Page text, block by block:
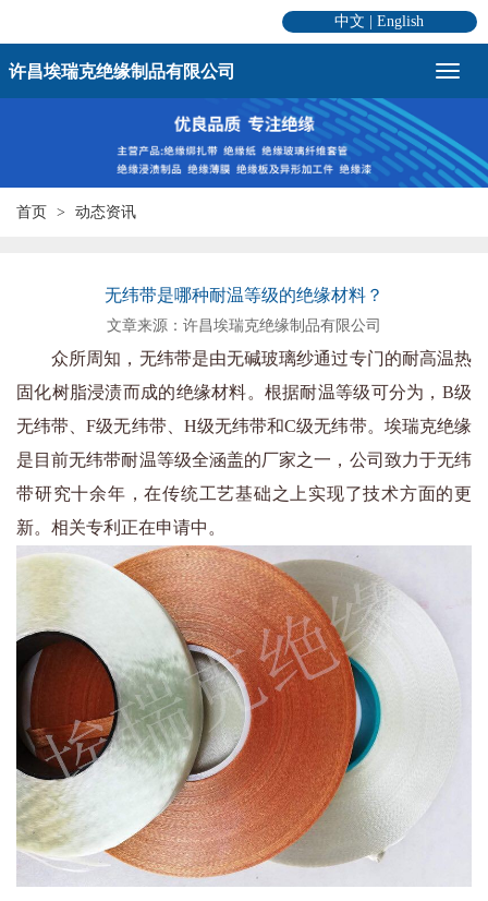
中文 |English
许昌埃瑞克绝缘制品有限公司
首页 动态资讯
无纬带是哪种耐温等级的绝缘材料？
文章来源：许昌埃瑞克绝缘制品有限公司
众所周知，无纬带是由无碱玻璃纱通过专门的耐高温热
固化树脂浸渍而成的绝缘材料。根据耐温等级可分为，B级
无纬带、F级无纬带、H级无纬带和C级无纬带。埃瑞克绝缘
是目前无纬带耐温等级全涵盖的厂家之一，公司致力于无纬
带研究十余年，在传统工艺基础之上实现了技术方面的更
新。相关专利正在申请中。